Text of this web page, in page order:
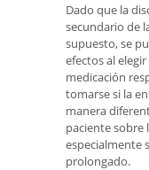
Dado que la
secundario de
supuesto, se
efectos al
medicación
tomarse si la
manera
paciente sobre
especialmente
prolongado.